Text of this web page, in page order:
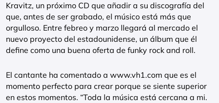
Kravitz, un próximo CD que añadir a su discografía del
que, antes de ser grabado, el músico está más que
orgulloso. Entre febreo y marzo llegará al mercado el
nuevo proyecto del estadounidense, un álbum que él
define como una buena oferta de funky rock and roll.
El cantante ha comentado a www.vh1.com que es el
momento perfecto para crear porque se siente superior
en estos momentos. “Toda la música está cercana a mi.